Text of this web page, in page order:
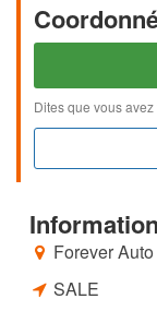
Dites que vous
Forever
SALE